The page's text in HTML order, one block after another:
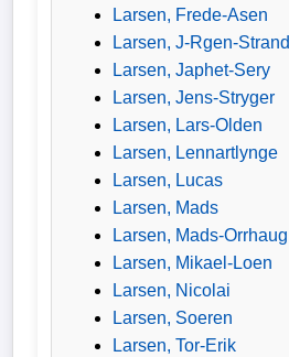
Larsen, Frede-Asen
Larsen, J-Rgen-Strand
Larsen, Japhet-Sery
Larsen, Jens-Stryger
Larsen, Lars-Olden
Larsen, Lennartlynge
Larsen, Lucas
Larsen, Mads
Larsen, Mads-Orrhaug
Larsen, Mikael-Loen
Larsen, Nicolai
Larsen, Soeren
Larsen, Tor-Erik